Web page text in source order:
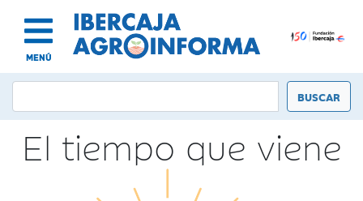
MENÚ
El tiempo que viene